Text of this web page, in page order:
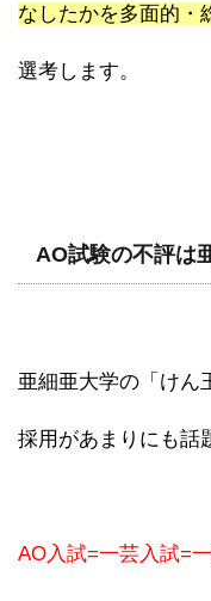
なしたかを多面的・
選考します。
AO試験の不評は
亜細亜大学の「けん
採用があまりにも話
AO入試=一芸入試=